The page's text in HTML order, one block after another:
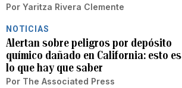
Por Yaritza Rivera Clemente
NOTICIAS
Alertan sobre peligros por depósito
químico dañado en California: esto es
lo que hay que saber
Por The Associated Press